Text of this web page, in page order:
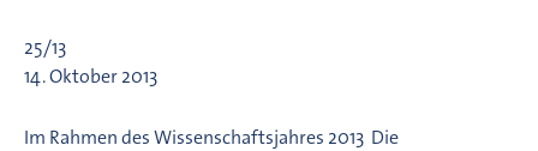
25/13
14. Oktober 2013
Im Rahmen des Wissenschaftsjahres 2013  Die